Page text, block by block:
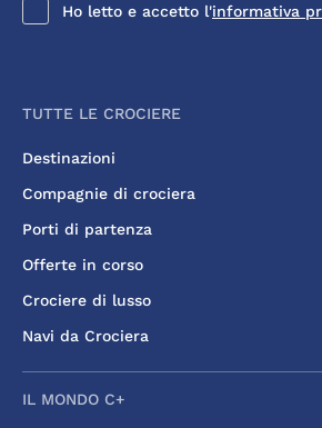
Ho letto e accetto l'informativa
TUTTE LE CROCIERE
Destinazioni
Compagnie di crociera
Porti di partenza
Offerte in corso
Crociere di lusso
Navi da Crociera
IL MONDO C+